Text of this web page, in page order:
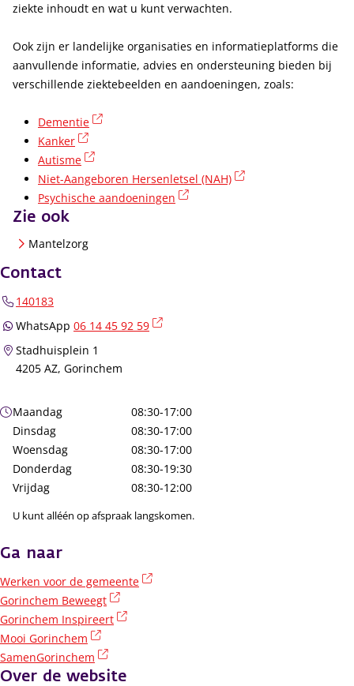
ziekte inhoudt en wat u kunt verwachten.
Ook zijn er landelijke organisaties en informatieplatforms die
aanvullende informatie, advies en ondersteuning bieden bij
verschillende ziektebeelden en aandoeningen, zoals:
Dementie
Kanker
Autisme
Niet-Aangeboren Hersenletsel (NAH)
Psychische aandoeningen
Zie ook
Mantelzorg
Contact
140183
WhatsApp 06 14 45 92 59
Stadhuisplein 1
4205 AZ, Gorinchem
Openingstijden
Maandag
08:30-17:00
Dinsdag
08:30-17:00
Woensdag
08:30-17:00
Donderdag
08:30-19:30
Vrijdag
08:30-12:00
U kunt alléén op afspraak langskomen.
Ga naar
Werken voor de gemeente
Gorinchem Beweegt
Gorinchem Inspireert
Mooi Gorinchem
SamenGorinchem
Over de website